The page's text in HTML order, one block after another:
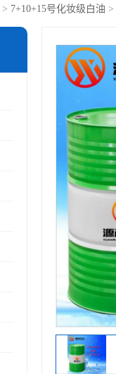
> 7+10+15号化妆级白油 >